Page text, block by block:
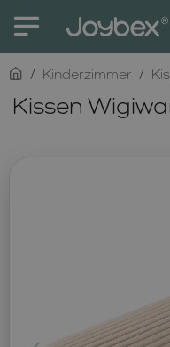
Kissen
homeKinderzimmer